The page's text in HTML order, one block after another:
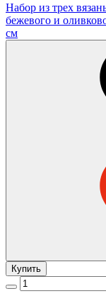
Набор из трех
бежевого и
см
Купить